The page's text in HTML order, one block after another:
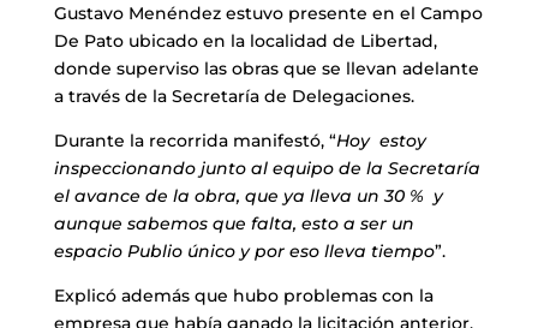
Gustavo Menéndez estuvo presente en el Campo
De Pato ubicado en la localidad de Libertad,
donde superviso las obras que se llevan adelante
a través de la Secretaría de Delegaciones.
Durante la recorrida manifestó, “Hoy estoy
inspeccionando junto al equipo de la Secretaría
el avance de la obra, que ya lleva un 30 % y
aunque sabemos que falta, esto a ser un
espacio Publio único y por eso lleva tiempo”.
Explicó además que hubo problemas con la
empresa que había ganado la licitación anterior,